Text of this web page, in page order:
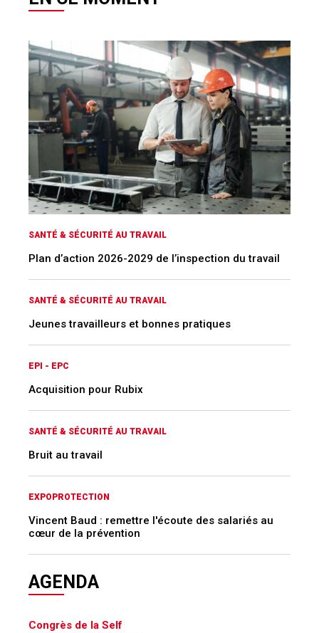
SANTÉ & SÉCURITÉ AU TRAVAIL
Plan d’action 2026-2029 de l’inspection du travail
SANTÉ & SÉCURITÉ AU TRAVAIL
Jeunes travailleurs et bonnes pratiques
EPI - EPC
Acquisition pour Rubix
SANTÉ & SÉCURITÉ AU TRAVAIL
Bruit au travail
EXPOPROTECTION
Vincent Baud : remettre l'écoute des salariés au
cœur de la prévention
AGENDA
Congrès de la Self